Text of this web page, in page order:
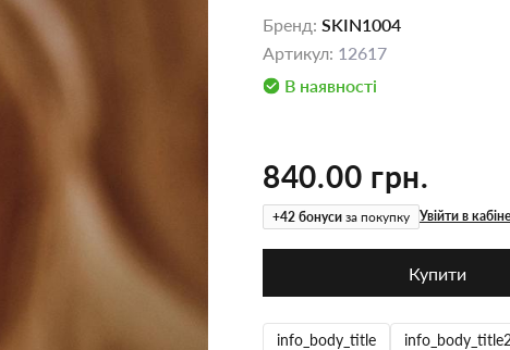
Бренд: SKIN1004
Артикул: 12617
В наявності
840.00 грн.
+42 бонуси за покупку Увійти в
Купити
info_body_title info_body_title2